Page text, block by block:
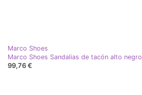
Marco Shoes
Marco Shoes Sandalias de tacón alto negro
99,76 €